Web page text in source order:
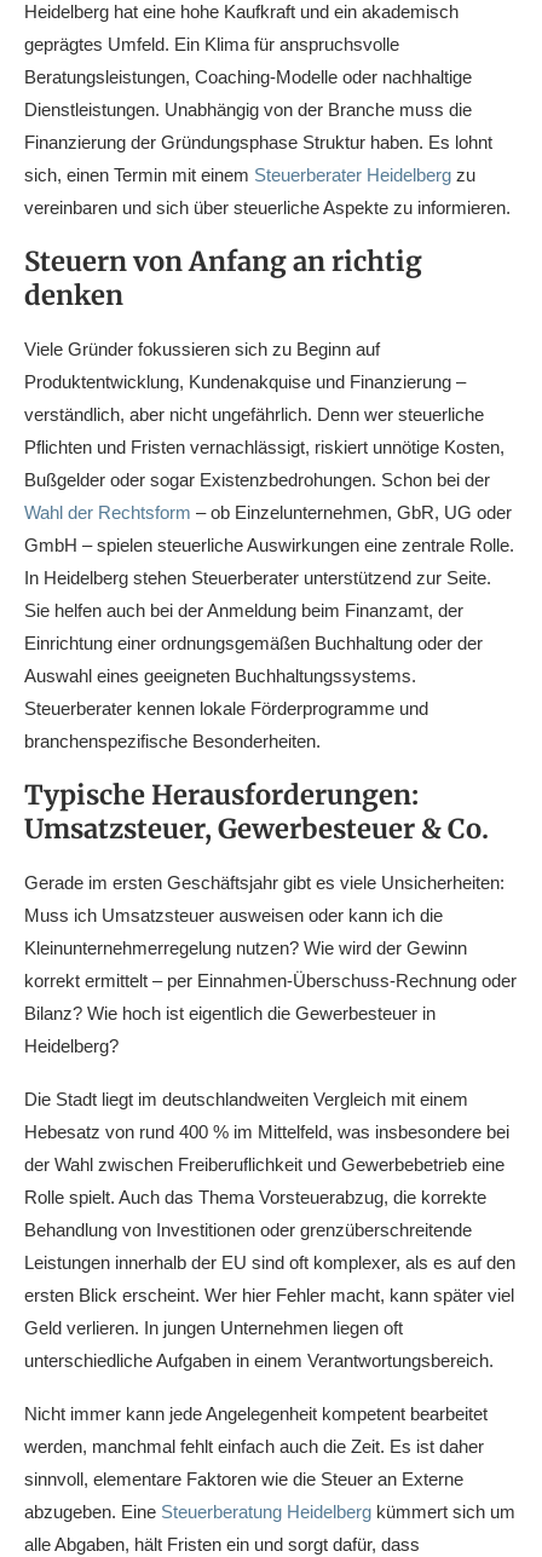
Heidelberg hat eine hohe Kaufkraft und ein akademisch
geprägtes Umfeld. Ein Klima für anspruchsvolle
Beratungsleistungen, Coaching-Modelle oder nachhaltige
Dienstleistungen. Unabhängig von der Branche muss die
Finanzierung der Gründungsphase Struktur haben. Es lohnt
sich, einen Termin mit einem Steuerberater Heidelberg zu
vereinbaren und sich über steuerliche Aspekte zu informieren.
Steuern von Anfang an richtig
denken
Viele Gründer fokussieren sich zu Beginn auf
Produktentwicklung, Kundenakquise und Finanzierung –
verständlich, aber nicht ungefährlich. Denn wer steuerliche
Pflichten und Fristen vernachlässigt, riskiert unnötige Kosten,
Bußgelder oder sogar Existenzbedrohungen. Schon bei der
Wahl der Rechtsform – ob Einzelunternehmen, GbR, UG oder
GmbH – spielen steuerliche Auswirkungen eine zentrale Rolle.
In Heidelberg stehen Steuerberater unterstützend zur Seite.
Sie helfen auch bei der Anmeldung beim Finanzamt, der
Einrichtung einer ordnungsgemäßen Buchhaltung oder der
Auswahl eines geeigneten Buchhaltungssystems.
Steuerberater kennen lokale Förderprogramme und
branchenspezifische Besonderheiten.
Typische Herausforderungen:
Umsatzsteuer, Gewerbesteuer & Co.
Gerade im ersten Geschäftsjahr gibt es viele Unsicherheiten:
Muss ich Umsatzsteuer ausweisen oder kann ich die
Kleinunternehmerregelung nutzen? Wie wird der Gewinn
korrekt ermittelt – per Einnahmen-Überschuss-Rechnung oder
Bilanz? Wie hoch ist eigentlich die Gewerbesteuer in
Heidelberg?
Die Stadt liegt im deutschlandweiten Vergleich mit einem
Hebesatz von rund 400 % im Mittelfeld, was insbesondere bei
der Wahl zwischen Freiberuflichkeit und Gewerbebetrieb eine
Rolle spielt. Auch das Thema Vorsteuerabzug, die korrekte
Behandlung von Investitionen oder grenzüberschreitende
Leistungen innerhalb der EU sind oft komplexer, als es auf den
ersten Blick erscheint. Wer hier Fehler macht, kann später viel
Geld verlieren. In jungen Unternehmen liegen oft
unterschiedliche Aufgaben in einem Verantwortungsbereich.
Nicht immer kann jede Angelegenheit kompetent bearbeitet
werden, manchmal fehlt einfach auch die Zeit. Es ist daher
sinnvoll, elementare Faktoren wie die Steuer an Externe
abzugeben. Eine Steuerberatung Heidelberg kümmert sich um
alle Abgaben, hält Fristen ein und sorgt dafür, dass